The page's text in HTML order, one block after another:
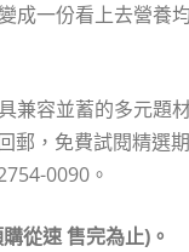
成一份看上去營養
容並蓄的多元題
，免費試閱精選
0090。
從速售完為止) 。